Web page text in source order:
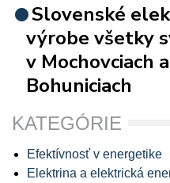
Slovenské
výrobe všetky
v Mochovciach
Bohuniciach
KATEGÓRIE
Efektívnosť v energetike
Elektrina a elektrická